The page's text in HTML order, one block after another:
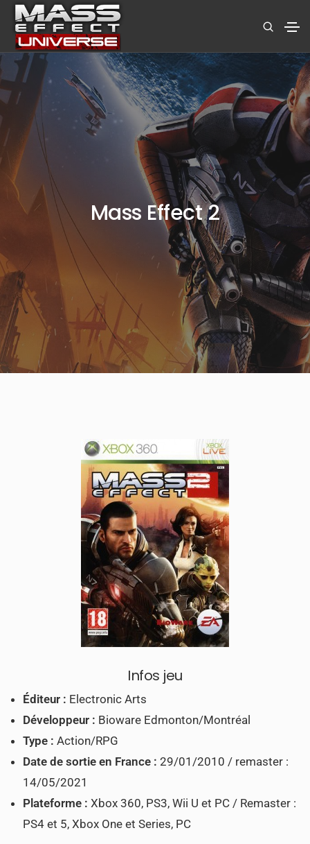
Mass Effect 2
Infos jeu
Éditeur : Electronic Arts
Développeur : Bioware Edmonton/Montréal
Type : Action/RPG
Date de sortie en France : 29/01/2010 / remaster :
14/05/2021
Plateforme : Xbox 360, PS3, Wii U et PC / Remaster :
PS4 et 5, Xbox One et Series, PC